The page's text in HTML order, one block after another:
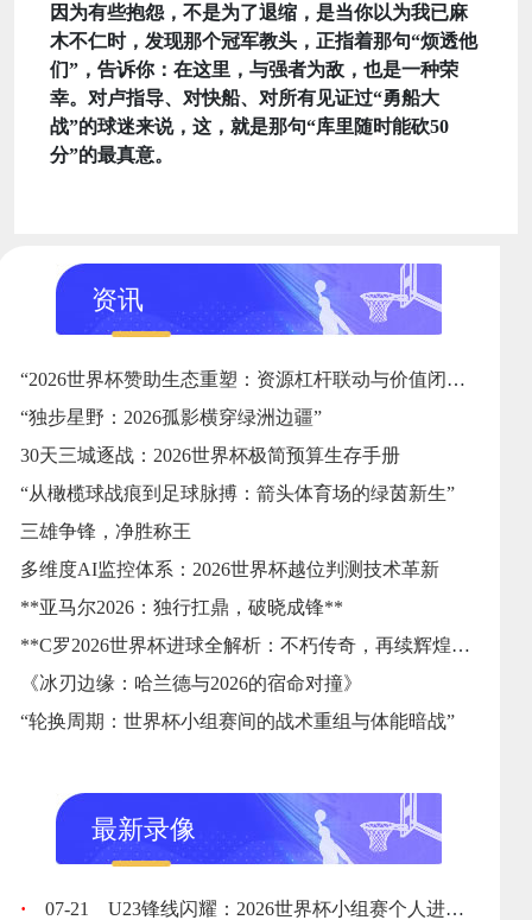
因为有些抱怨，不是为了退缩，是当你以为我已麻
木不仁时，发现那个冠军教头，正指着那句“烦透他
们”，告诉你：在这里，与强者为敌，也是一种荣
幸。对卢指导、对快船、对所有见证过“勇船大
战”的球迷来说，这，就是那句“库里随时能砍50
分”的最真意。
资讯
“2026世界杯赞助生态重塑：资源杠杆联动与价值闭环的协同演进”
“独步星野：2026孤影横穿绿洲边疆”
30天三城逐战：2026世界杯极简预算生存手册
“从橄榄球战痕到足球脉搏：箭头体育场的绿茵新生”
三雄争锋，净胜称王
多维度AI监控体系：2026世界杯越位判测技术革新
**亚马尔2026：独行扛鼎，破晓成锋**
**C罗2026世界杯进球全解析：不朽传奇，再续辉煌篇章**
《冰刃边缘：哈兰德与2026的宿命对撞》
“轮换周期：世界杯小组赛间的战术重组与体能暗战”
最新录像
· 07-21
U23锋线闪耀：2026世界杯小组赛个人进球全记录